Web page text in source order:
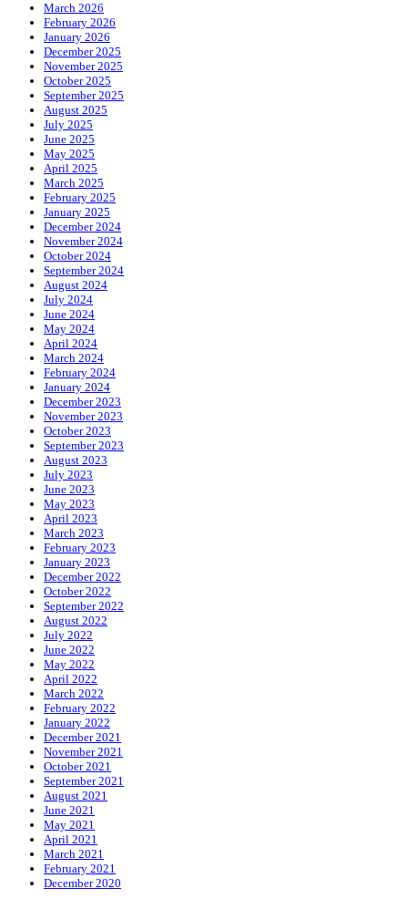
March 2026
February 2026
January 2026
December 2025
November 2025
October 2025
September 2025
August 2025
July 2025
June 2025
May 2025
April 2025
March 2025
February 2025
January 2025
December 2024
November 2024
October 2024
September 2024
August 2024
July 2024
June 2024
May 2024
April 2024
March 2024
February 2024
January 2024
December 2023
November 2023
October 2023
September 2023
August 2023
July 2023
June 2023
May 2023
April 2023
March 2023
February 2023
January 2023
December 2022
October 2022
September 2022
August 2022
July 2022
June 2022
May 2022
April 2022
March 2022
February 2022
January 2022
December 2021
November 2021
October 2021
September 2021
August 2021
June 2021
May 2021
April 2021
March 2021
February 2021
December 2020